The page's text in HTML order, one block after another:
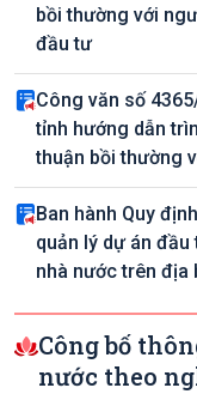
bồi thường với
đầu tư
Công văn số
tỉnh hướng dẫn
thuận bồi thường
án đầu tư
Ban hành Quy
quản lý dự án
nhà nước trên địa
Công bố
nước theo